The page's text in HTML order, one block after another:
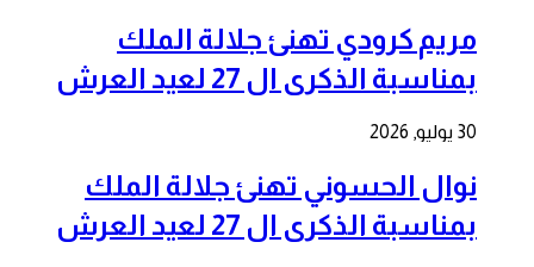
مريم كرودي تهنئ جلالة الملك
بمناسبة الذكرى ال 27 لعيد العرش
30 يوليو, 2026
نوال الحسوني تهنئ جلالة الملك
بمناسبة الذكرى ال 27 لعيد العرش